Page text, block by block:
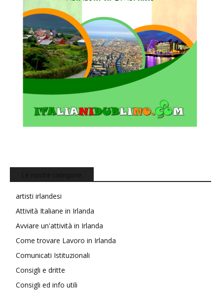
artisti irlandesi
Attività Italiane in Irlanda
Avviare un'attività in Irlanda
Come trovare Lavoro in Irlanda
Comunicati Istituzionali
Consigli e dritte
Consigli ed info utili